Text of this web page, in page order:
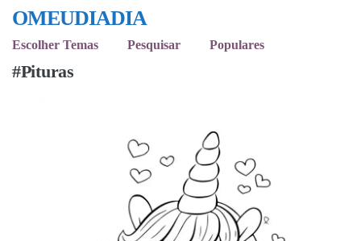
OMEUDIADIA
Escolher Temas Pesquisar Populares
#Pituras